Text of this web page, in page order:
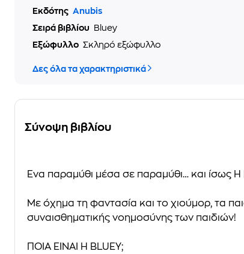
Εκδότης Anubis
Σειρά βιβλίου
Bluey
Εξώφυλλο Σκληρό εξώφυλλο
Δες όλα τα χαρακτηριστικά
Σύνοψη βιβλίου
Ένα παραμύθι μέσα σε παραμύθι… και ίσως
Με όχημα τη φαντασία και το χιούμορ, τα
συναισθηματικής νοημοσύνης των παιδιών!
ΠΟΙΑ ΕΙΝΑΙ Η BLUEY;